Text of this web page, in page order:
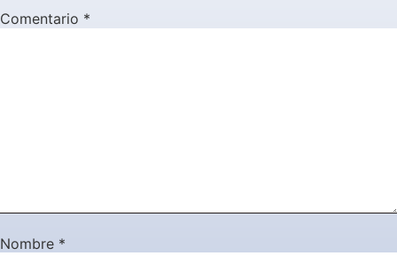
Comentario *
Nombre *